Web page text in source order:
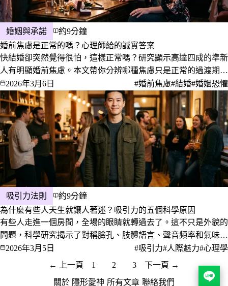
婚姻與承諾
約9分鐘
婚前焦慮是正常的嗎？心理師給的誠實答案
快結婚卻突然覺得很怕，這樣正常嗎？研究顯示高達四成的準新
人有明顯婚前焦慮。本文帶你分辨哪種焦慮只是正常的過渡期，
哪種才是真正值得暫停下來想清楚的訊號。
2026年3月6日 #婚前焦慮#結婚#婚姻恐懼
吸引力法則
約9分鐘
為什麼有些人天生就讓人著迷？吸引力的五個科學原因
有些人走進一個房間，全場的眼睛就轉過去了。這不只是外貌的
問題，科學研究揭示了對稱臉孔、肢體語言、聲音頻率和氣味如
何共同打造出讓人難以抗拒的魅力。
2026年3月5日 #吸引力#人際魅力#心理學
← 上一頁
1 2 3
下一頁 →
關於 隱形愛神 所有文章 聯絡我們